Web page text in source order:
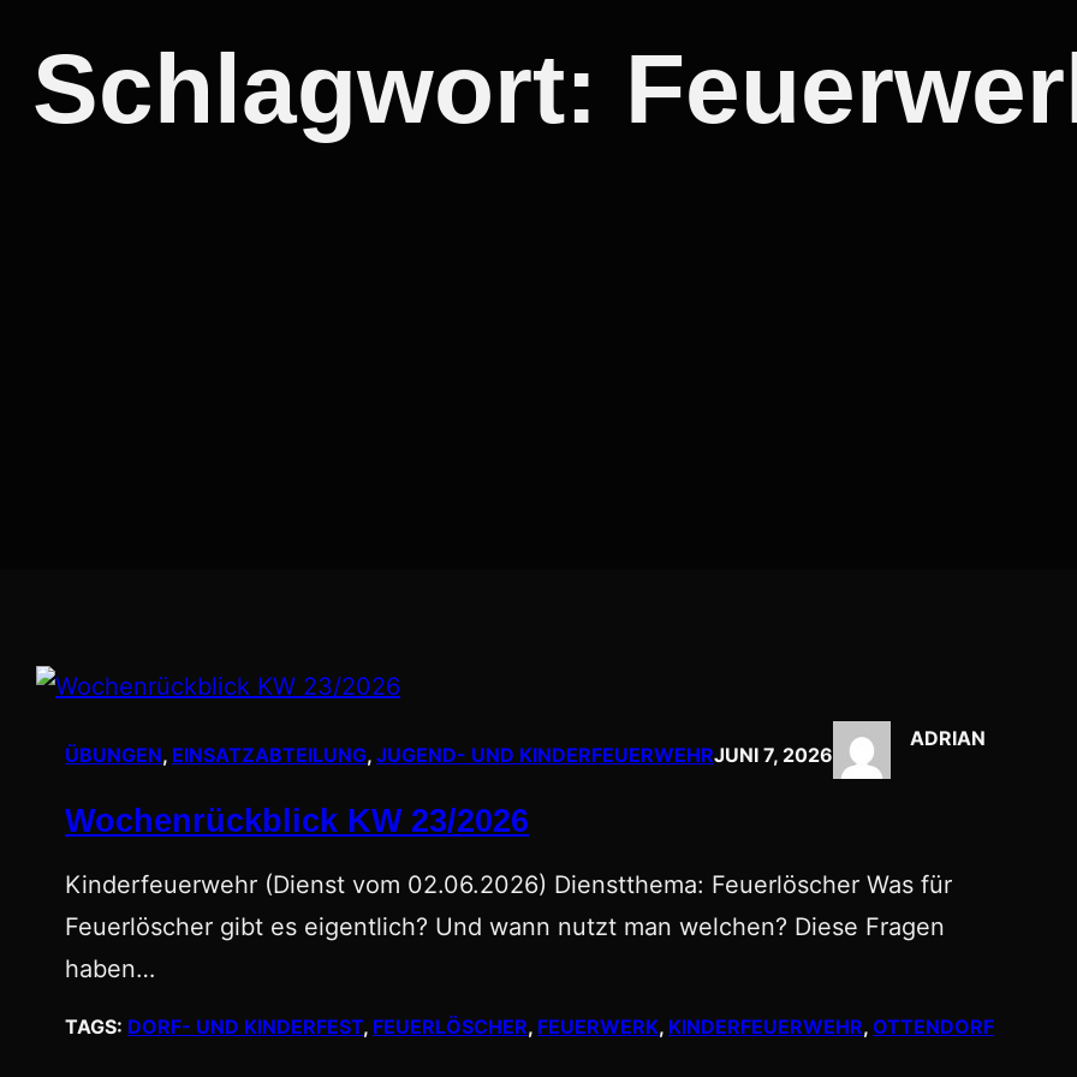
Schlagwort:
ÜBUNGEN, EINSATZABTEILUNG, JUGEND- UND KINDERFEUERWEHRJUNI 7, 2026
ADRIAN
Wochenrückblick KW 23/2026
Kinderfeuerwehr (Dienst vom 02.06.2026) Dienstthema: Feuerlöscher Was für
Feuerlöscher gibt es eigentlich? Und wann nutzt man welchen? Diese Fragen
haben…
TAGS: DORF- UND KINDERFEST, FEUERLÖSCHER, FEUERWERK, KINDERFEUERWEHR, OTTENDORF